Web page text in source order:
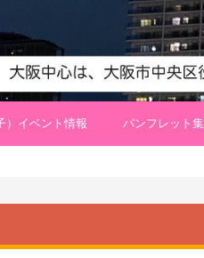
）イベント情報 パンフレット集